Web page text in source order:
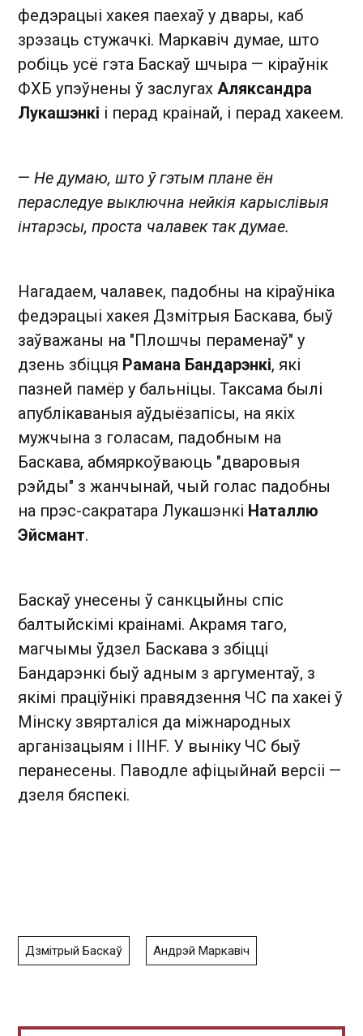
федэрацыі хакея паехаў у двары, каб
зрэзаць стужачкі. Маркавіч думае, што
робіць усё гэта Баскаў шчыра — кіраўнік
ФХБ упэўнены ў заслугах Аляксандра
Лукашэнкі і перад краінай, і перад хакеем.
— Не думаю, што ў гэтым плане ён
пераследуе выключна нейкія карыслівыя
інтарэсы, проста чалавек так думае.
Нагадаем, чалавек, падобны на кіраўніка
федэрацыі хакея Дзмітрыя Баскава, быў
заўважаны на "Плошчы пераменаў" у
дзень збіцця Рамана Бандарэнкі, які
пазней памёр у бальніцы. Таксама былі
апублікаваныя аўдыёзапісы, на якіх
мужчына з голасам, падобным на
Баскава, абмяркоўваюць "дваровыя
рэйды" з жанчынай, чый голас падобны
на прэс-сакратара Лукашэнкі Наталлю
Эйсмант.
Баскаў унесены ў санкцыйны спіс
балтыйскімі краінамі. Акрамя таго,
магчымы ўдзел Баскава з збіцці
Бандарэнкі быў адным з аргументаў, з
якімі праціўнікі правядзення ЧС па хакеі ў
Мінску звярталіся да міжнародных
арганізацыям і IIHF. У выніку ЧС быў
перанесены. Паводле афіцыйнай версіі —
дзеля бяспекі.
Дзмітрый Баскаў Андрэй Маркавіч